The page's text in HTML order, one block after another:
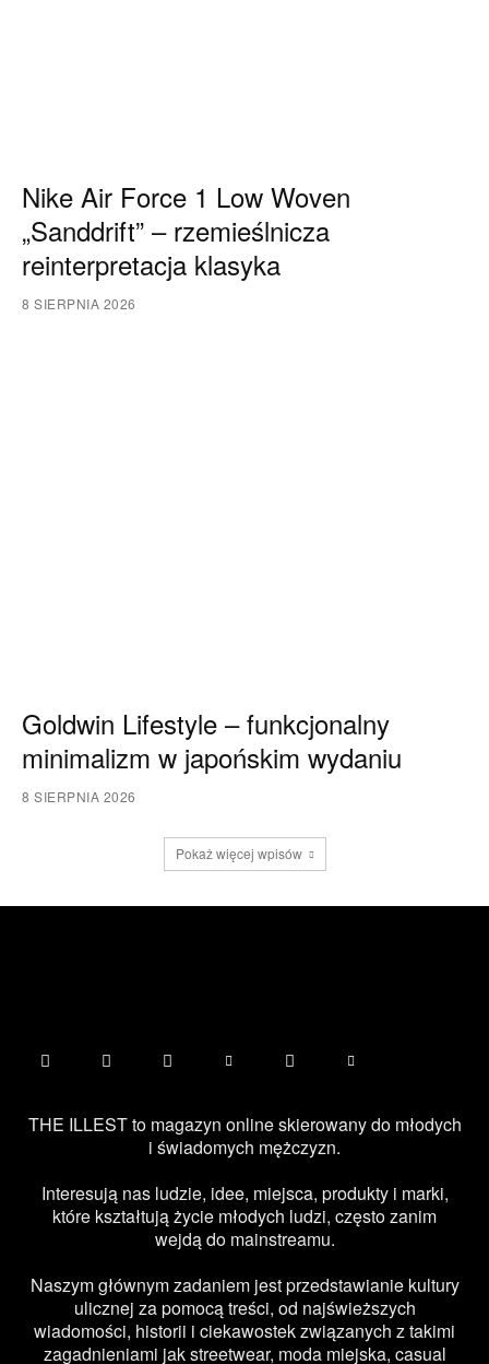
Nike Air Force 1 Low Woven
„Sanddrift” – rzemieślnicza
reinterpretacja klasyka
8 SIERPNIA 2026
Goldwin Lifestyle – funkcjonalny
minimalizm w japońskim wydaniu
8 SIERPNIA 2026
Pokaż więcej wpisów
THE ILLEST to magazyn online skierowany do młodych
i świadomych mężczyzn.
Interesują nas ludzie, idee, miejsca, produkty i marki,
które kształtują życie młodych ludzi, często zanim
wejdą do mainstreamu.
Naszym głównym zadaniem jest przedstawianie kultury
ulicznej za pomocą treści, od najświeższych
wiadomości, historii i ciekawostek związanych z takimi
zagadnieniami jak streetwear, moda miejska, casual